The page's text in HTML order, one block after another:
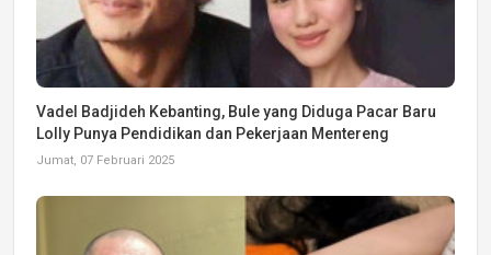
Vadel Badjideh Kebanting, Bule yang Diduga Pacar Baru
Lolly Punya Pendidikan dan Pekerjaan Mentereng
Jumat, 07 Februari 2025